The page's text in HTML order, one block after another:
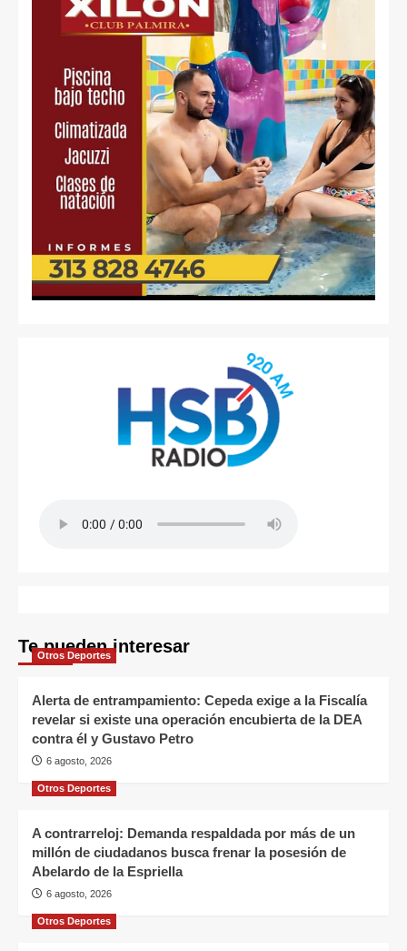
Te pueden interesar
Otros Deportes
Alerta de entrampamiento: Cepeda exige a la Fiscalía
revelar si existe una operación encubierta de la DEA
contra él y Gustavo Petro
6 agosto, 2026
Otros Deportes
A contrarreloj: Demanda respaldada por más de un
millón de ciudadanos busca frenar la posesión de
Abelardo de la Espriella
6 agosto, 2026
Otros Deportes